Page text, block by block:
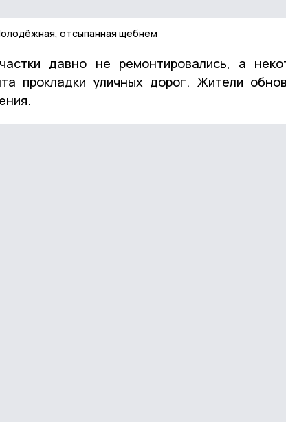
отсыпанная щебнем
давно не ремонтировались, а
прокладки уличных дорог. Жители